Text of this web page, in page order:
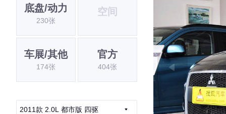
底盘/动力
230张
空间
车展/其他
174张
官方
404张
2011款 2.0L 都市版 四驱